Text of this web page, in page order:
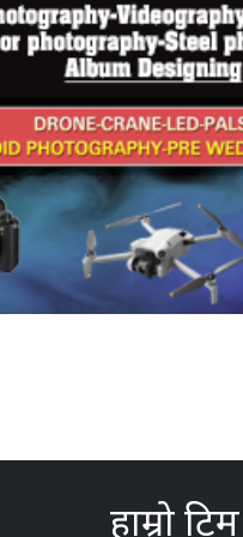
हाम्रो टिम